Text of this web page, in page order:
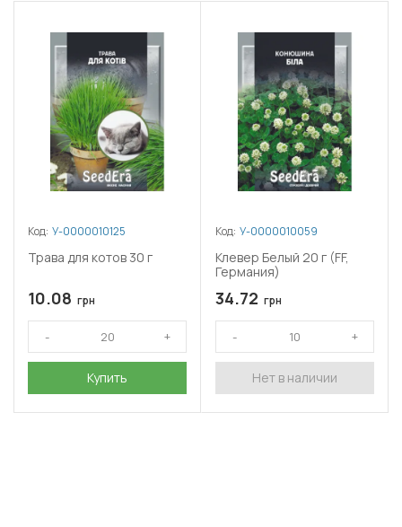
Код: У-0000010125
Трава для котов 30 г
10.08 грн
Купить
Код: У-0000010059
Клевер Белый 20 г (FF,
Германия)
34.72 грн
Нет в наличии